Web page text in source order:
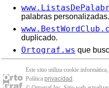
palabras personalizadas.
duplicado.
Ortograf.ws que
Este sitio utiliza cookie informática,
Política privacidad .